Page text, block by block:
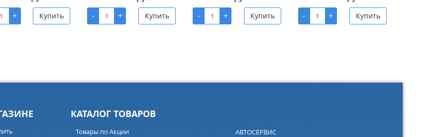
+ Купить
-
+ Купить
-
+ Купить
-
+ Купить
КАТАЛОГ ТОВАРОВ
Товары по Акции
АВТОСЕРВИС